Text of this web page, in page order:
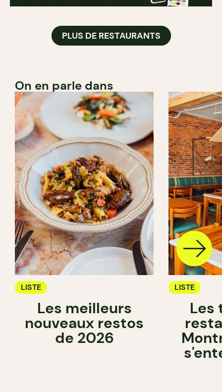
PLUS DE RESTAURANTS
On en parle dans
LISTE
Les meilleurs
nouveaux restos
de 2026
LISTE
Les